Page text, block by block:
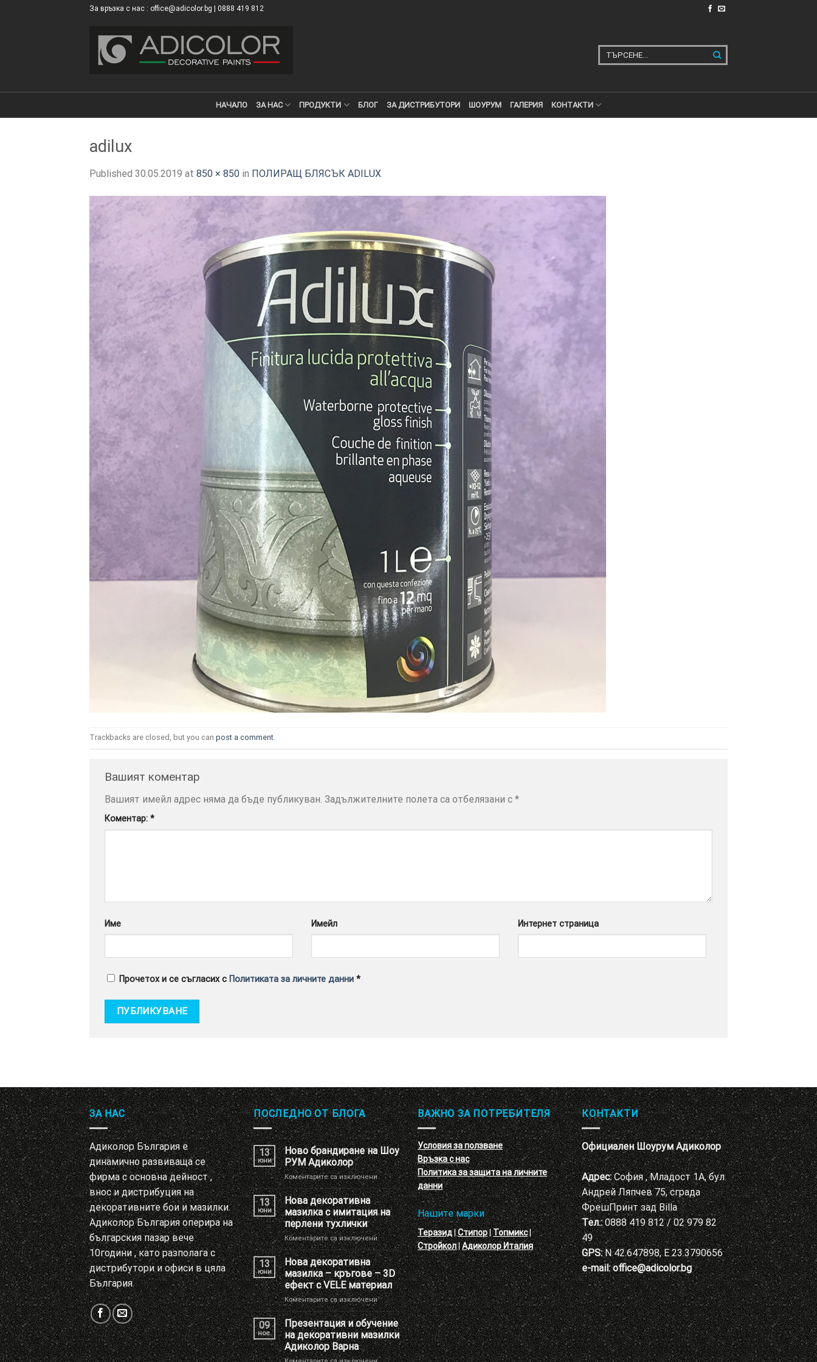
За връзка с нас : office@adicolor.bg | 0888 419 812
за:
НАЧАЛО ЗА НАС ПРОДУКТИ БЛОГ ЗА ДИСТРИБУТОРИ ШОУРУМ ГАЛЕРИЯ КОНТАКТИ
adilux
Published 30.05.2019 at 850 × 850 in ПОЛИРАЩ БЛЯСЪК ADILUX
Trackbacks are closed, but you can post a comment
Вашият коментар
Вашият имейл адрес няма да бъде публикуван. Задължителните полета са отбелязани с *
Коментар: *
Име Имейл Интернет страница
Прочетох и се съгласих с Политиката за личните данни *
ЗА НАС
Адиколор България е
динамично развиваща се
фирма с основна дейност ,
внос и дистрибуция на
декоративните бои и мазилки.
Адиколор България оперира на
българския пазар вече
10години , като разполага с
дистрибутори и офиси в цяла
България.
ПОСЛЕДНО ОТ БЛОГА
13
юни
Ново брандиране на Шоу
РУМ Адиколор
Коментарите са изключениза
Ново
брандиране
на
Шоу
РУМ
Адиколор
13
юни
Нова декоративна
мазилка с имитация на
перлени тухлички
Коментарите са изключениза
Нова
декоративна
мазилка
с
имитация
на
перлени
тухлички
13
юни
Нова декоративна
мазилка – кръгове – 3D
ефект с VELE материал
Коментарите са изключениза
Нова
декоративна
мазилка
–
кръгове
09
ное.
Презентация и обучение
на декоративни мазилки
Адиколор Варна
ВАЖНО ЗА ПОТРЕБИТЕЛЯ
Условия за ползване
Връзка с нас
Политика за защита на личните
данни
Нашите марки
Теразид|Стипор|Топмикс|
Стройкол|Адиколор Италия
КОНТАКТИ
Официален Шоурум Адиколор
Адрес:София , Младост 1А, бул.
Андрей Ляпчев 75, сграда
ФрешПринт зад Billa
Тел.:0888 419 812 / 02 979 82
49
GPS:N 42.647898, E 23.3790656
e-mail: office@adicolor.bg
×
ТОЗИ САЙТ ИЗПОЛЗВА БИСКВИТКИ.
ПОВЕЧЕ ИНФОРМАЦИЯ МОЖЕТЕ ДА
НАМЕРИТЕ ТУК.
ОПЦИИ